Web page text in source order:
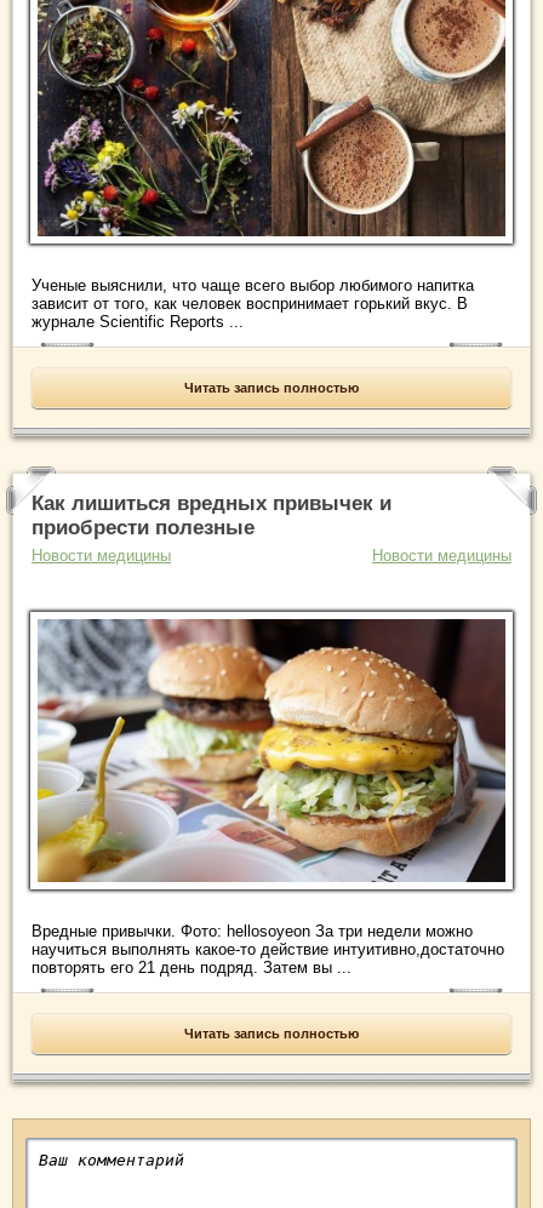
Ученые выяснили, что чаще всего выбор любимого напитка
зависит от того, как человек воспринимает горький вкус. В
журнале Scientific Reports ...
Читать запись полностью
Как лишиться вредных привычек и
приобрести полезные
Новости медицины Новости медицины
Вредные привычки. Фото: hellosoyeon За три недели можно
научиться выполнять какое-то действие интуитивно,достаточно
повторять его 21 день подряд. Затем вы ...
Читать запись полностью